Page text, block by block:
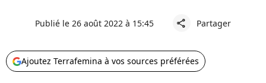
Publié le 26 août 2022 à 15:45 share Partager
Ajoutez Terrafemina à vos sources préférées